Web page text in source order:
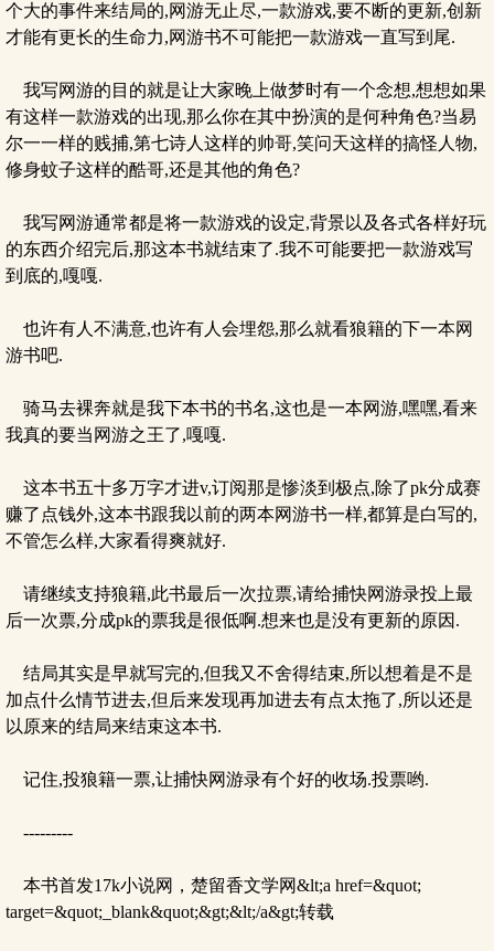
个大的事件来结局的,网游无止尽,一款游戏,要不断的更新,创新
才能有更长的生命力,网游书不可能把一款游戏一直写到尾.
我写网游的目的就是让大家晚上做梦时有一个念想,想想如果
有这样一款游戏的出现,那么你在其中扮演的是何种角色?当易
尔一一样的贱捕,第七诗人这样的帅哥,笑问天这样的搞怪人物,
修身蚊子这样的酷哥,还是其他的角色?
我写网游通常都是将一款游戏的设定,背景以及各式各样好玩
的东西介绍完后,那这本书就结束了.我不可能要把一款游戏写
到底的,嘎嘎.
也许有人不满意,也许有人会埋怨,那么就看狼籍的下一本网
游书吧.
骑马去裸奔就是我下本书的书名,这也是一本网游,嘿嘿,看来
我真的要当网游之王了,嘎嘎.
这本书五十多万字才进v,订阅那是惨淡到极点,除了pk分成赛
赚了点钱外,这本书跟我以前的两本网游书一样,都算是白写的,
不管怎么样,大家看得爽就好.
请继续支持狼籍,此书最后一次拉票,请给捕快网游录投上最
后一次票,分成pk的票我是很低啊.想来也是没有更新的原因.
结局其实是早就写完的,但我又不舍得结束,所以想着是不是
加点什么情节进去,但后来发现再加进去有点太拖了,所以还是
以原来的结局来结束这本书.
记住,投狼籍一票,让捕快网游录有个好的收场.投票哟.
---------
本书首发17k小说网，楚留香文学网&lt;a href=&quot;
target=&quot;_blank&quot;&gt;&lt;/a&gt;转载